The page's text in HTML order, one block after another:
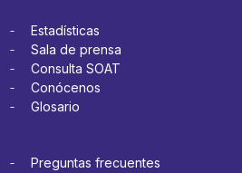
Estadísticas
Sala de prensa
Consulta SOAT
Conócenos
Glosario
Preguntas frecuentes